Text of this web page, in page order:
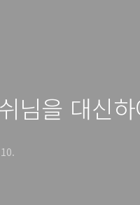
님을 대신